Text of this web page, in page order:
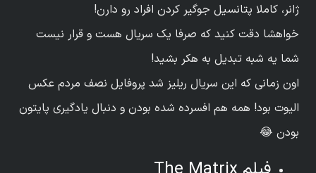
ژانر، کاملا پتانسیل جوگیر کردن افراد رو دارن!
خواهشا دقت کنید که صرفا یک سریال هست و قرار نیست
شما یه شبه تبدیل به هکر بشید!
اون زمانی که این سریال ریلیز شد پروفایل نصف مردم عکس
الیوت بود! همه هم افسرده شده بودن و دنبال یادگیری پایتون
بودن 😂